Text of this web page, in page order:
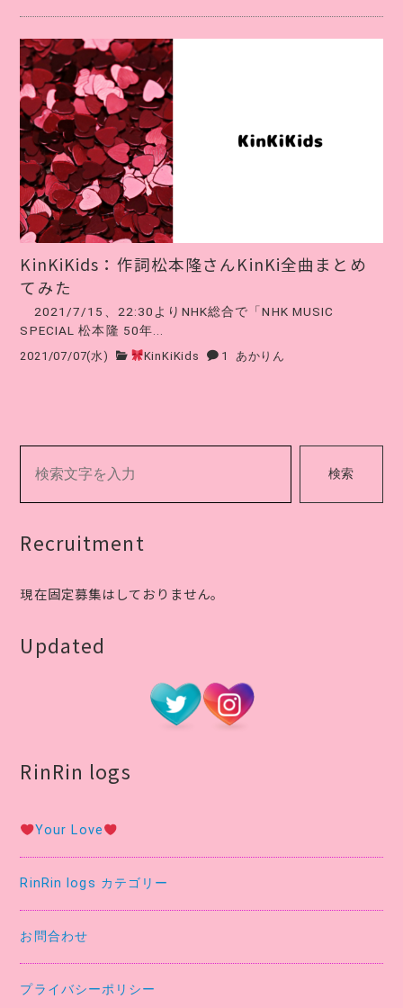
KinKiKids：作詞松本隆さんKinKi全曲まとめ
てみた
2021/7/15、22:30よりNHK総合で「NHK MUSIC
SPECIAL 松本隆 50年...
2021/07/07(水) KinKiKids 1 あかりん
検索
Recruitment
現在固定募集はしておりません。
Updated
RinRin logs
Your Love
RinRin logs カテゴリー
お問合わせ
プライバシーポリシー